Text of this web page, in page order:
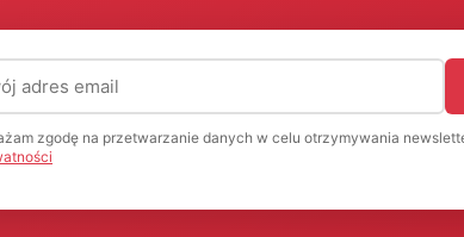
email (wymagany)
zgodę na przetwarzanie danych w celu otrzymywania